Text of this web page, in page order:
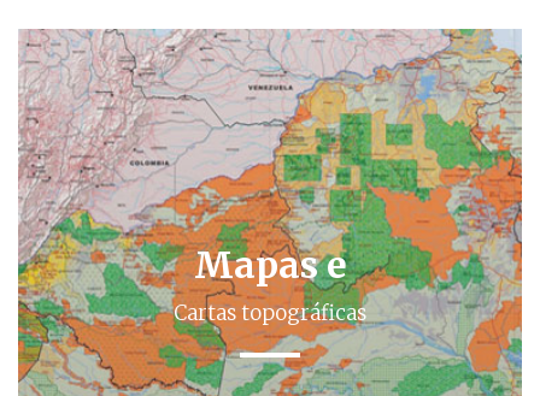
Mapas e
Cartas topográficas